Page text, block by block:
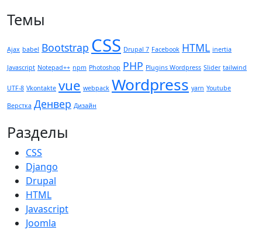
Темы
Ajax babel Bootstrap CSS Drupal 7 Facebook HTML inertia
Javascript Notepad++ npm Photoshop PHP Plugins Wordpress Slider tailwind
UTF-8 Vkontakte vue webpack Wordpress yarn Youtube
Верстка Денвер Дизайн
Разделы
CSS
Django
Drupal
HTML
Javascript
Joomla